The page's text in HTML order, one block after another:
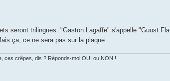
seront trilingues. "Gaston Lagaffe" s'appelle "Guust
ça, ce ne sera pas sur la plaque.
ces crêpes, dis ? Réponds-moi OUI ou NON !